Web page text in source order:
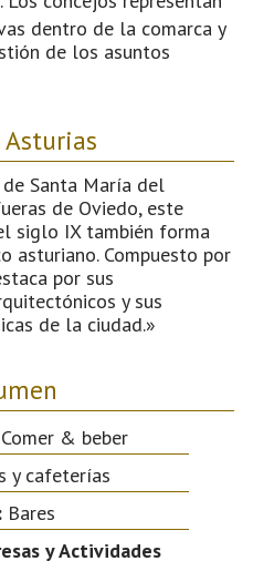
dentro de la comarca y
de los asuntos
Asturias
Santa María del
de Oviedo, este
siglo IX también forma
asturiano. Compuesto por
por sus
y sus
de la ciudad.»
Comer & beber
y cafeterías
Bares
y Actividades